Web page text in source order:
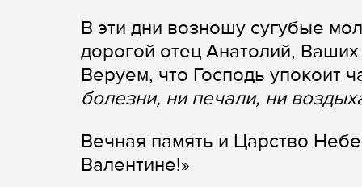
В эти дни возношу сугубые
дорогой отец Анатолий,
Веруем, что Господь упокоит
болезни, ни печали, ни
Вечная память и Царство
Валентине!»